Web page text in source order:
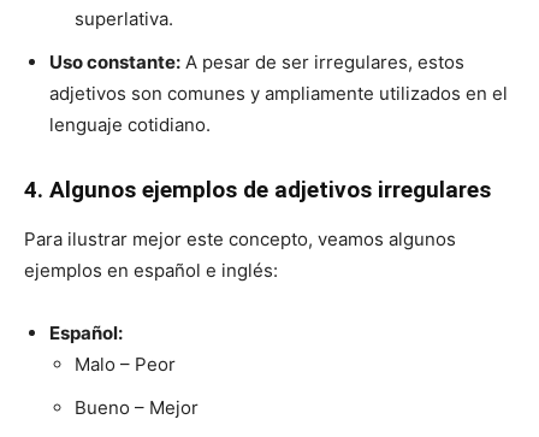
superlativa.
Uso constante: A pesar de ser irregulares, estos
adjetivos son comunes y ampliamente utilizados en el
lenguaje cotidiano.
4. Algunos ejemplos de adjetivos irregulares
Para ilustrar mejor este concepto, veamos algunos
ejemplos en español e inglés:
Español:
Malo – Peor
Bueno – Mejor